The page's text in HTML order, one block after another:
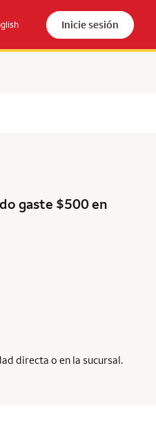
Inicie sesión
gaste $500 en
directa o en la sucursal.